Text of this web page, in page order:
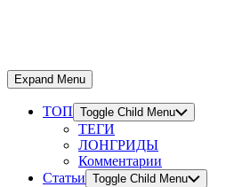
Expand Menu
ТОП Toggle Child Menu
ТЕГИ
ЛОНГРИДЫ
Комментарии
Статьи Toggle Child Menu